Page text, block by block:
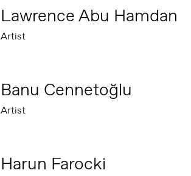
Lawrence Abu Hamdan
Artist
Banu Cennetoğlu
Artist
Harun Farocki